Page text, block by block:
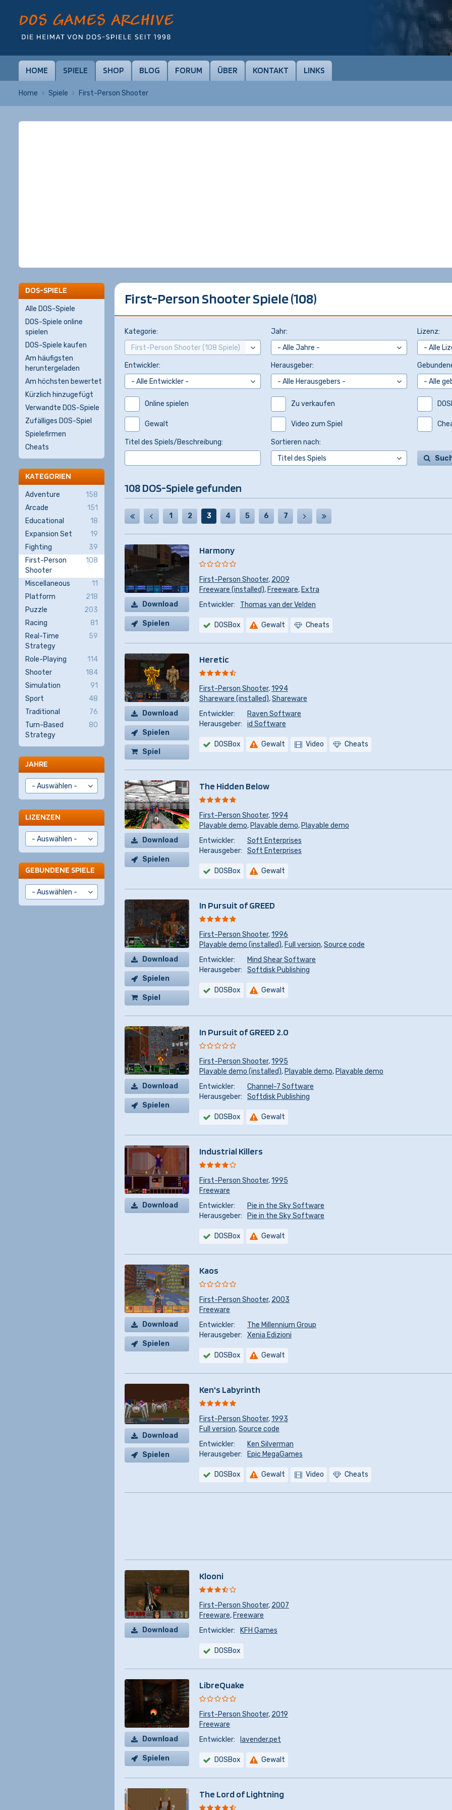
HOME SPIELE SHOP BLOG FORUM ÜBER KONTAKT LINKS
Home Spiele First-Person Shooter
First-Person Shooter Spiele (108)
Kategorie: Jahr: Lizenz:
Entwickler: Herausgeber:
Online spielen Zu verkaufen
Gewalt Video zum Spiel
Titel des Spiels/Beschreibung:
Sortieren nach:
108 DOS-Spiele gefunden
1 2 3 4 5 6 7
Download
Spielen
Harmony
First-Person Shooter, 2009
Freeware (installed), Freeware, Extra
Entwickler:
Thomas van der Velden
DOSBox Gewalt Cheats
Download
Spielen
Spiel
Heretic
First-Person Shooter,1994
Shareware (installed),Shareware
Entwickler:
Raven Software
Herausgeber:
id Software
DOSBox Gewalt Video Cheats
Download
Spielen
The Hidden Below
First-Person Shooter,1994
Playable demo, Playable demo, Playable demo
Entwickler:
Soft Enterprises
Herausgeber:
Soft Enterprises
DOSBox Gewalt
Download
Spielen
Spiel
In Pursuit of GREED
First-Person Shooter,1996
Playable demo (installed), Full version,Source code
Entwickler:
Mind Shear Software
Herausgeber:
Softdisk Publishing
DOSBox Gewalt
Download
Spielen
In Pursuit of GREED 2.0
First-Person Shooter,1995
Playable demo (installed), Playable demo, Playable demo
Entwickler:
Channel-7 Software
Herausgeber:
Softdisk Publishing
DOSBox Gewalt
Download
Industrial Killers
First-Person Shooter,1995
Freeware
Entwickler:
Pie in the Sky Software
Herausgeber:
Pie in the Sky Software
DOSBox Gewalt
Download
Spielen
Kaos
First-Person Shooter, 2003
Freeware
Entwickler:
The Millennium Group
Herausgeber:
Xenia Edizioni
DOSBox Gewalt
Download
Spielen
Ken's Labyrinth
First-Person Shooter,1993
Full version,Source code
Entwickler:
Ken Silverman
Herausgeber:
Epic MegaGames
DOSBox Gewalt Video Cheats
Download
Klooni
First-Person Shooter, 2007
Freeware, Freeware
Entwickler:
KFH Games
DOSBox
Download
Spielen
LibreQuake
First-Person Shooter, 2019
Freeware
Entwickler:
lavender.pet
DOSBox Gewalt
The Lord of Lightning
DOS-SPIELE
Alle DOS-Spiele
DOS-Spiele online
spielen
DOS-Spiele kaufen
Am häufigsten
heruntergeladen
Am höchsten bewertet
Kürzlich hinzugefügt
Verwandte DOS-Spiele
Zufälliges DOS-Spiel
Spielefirmen
Cheats
KATEGORIEN
Adventure
158
Arcade
151
Educational
18
Expansion Set
19
Fighting
39
First-Person
Shooter
108
Miscellaneous
11
Platform
218
Puzzle
203
Racing
81
Real-Time
Strategy
59
Role-Playing
114
Shooter
184
Simulation
91
Sport
48
Traditional
76
Turn-Based
Strategy
80
JAHRE
LIZENZEN
GEBUNDENE SPIELE